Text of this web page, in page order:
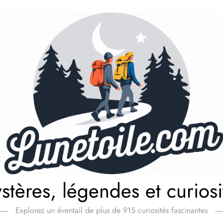
légendes et
Explorez un éventail de plus de 915 curiosités fascinantes